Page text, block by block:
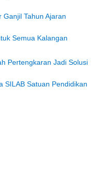
Tahun Ajaran
Semua Kalangan
Pertengkaran Jadi Solusi
SILAB Satuan Pendidikan